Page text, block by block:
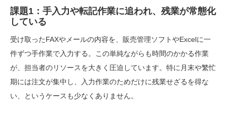
課題1：手入力や転記作業に追われ、残業が常態化
している
受け取ったFAXやメールの内容を、販売管理ソフトやExcelに一
件ずつ手作業で入力する。この単純ながらも時間のかかる作業
が、担当者のリソースを大きく圧迫しています。特に月末や繁忙
期には注文が集中し、入力作業のためだけに残業せざるを得な
い、というケースも少なくありません。